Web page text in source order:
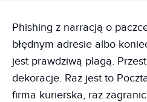
Phishing z narracją o
błędnym adresie albo
jest prawdziwą plagą.
dekoracje. Raz jest to
firma kurierska, raz